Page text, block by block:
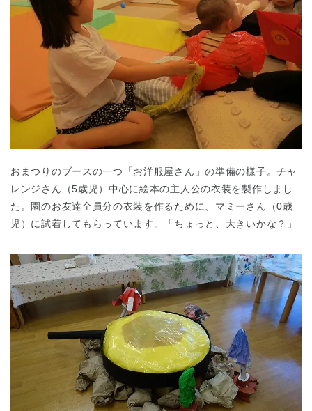
おまつりのブースの一つ「お洋服屋さん」の準備の様子。チャ
レンジさん（5歳児）中心に絵本の主人公の衣装を製作しまし
た。園のお友達全員分の衣装を作るために、マミーさん（0歳
児）に試着してもらっています。「ちょっと、大きいかな？」